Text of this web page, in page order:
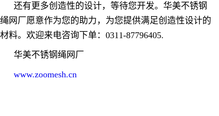
还有更多创造性的设计，等待您开发。华美不锈钢
绳网厂愿意作为您的助力，为您提供满足创造性设计的
材料。欢迎来电咨询下单：0311-87796405.
华美不锈钢绳网厂
www.zoomesh.cn